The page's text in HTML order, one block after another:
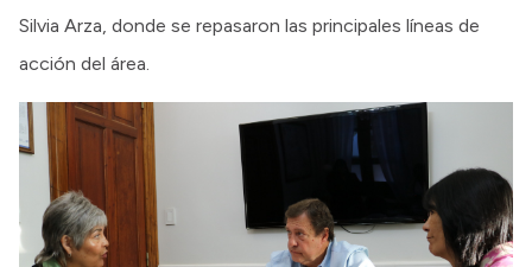
Silvia Arza, donde se repasaron las principales líneas de
acción del área.